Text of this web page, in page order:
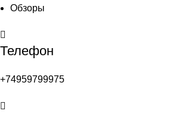
Обзоры
Телефон
+74959799975